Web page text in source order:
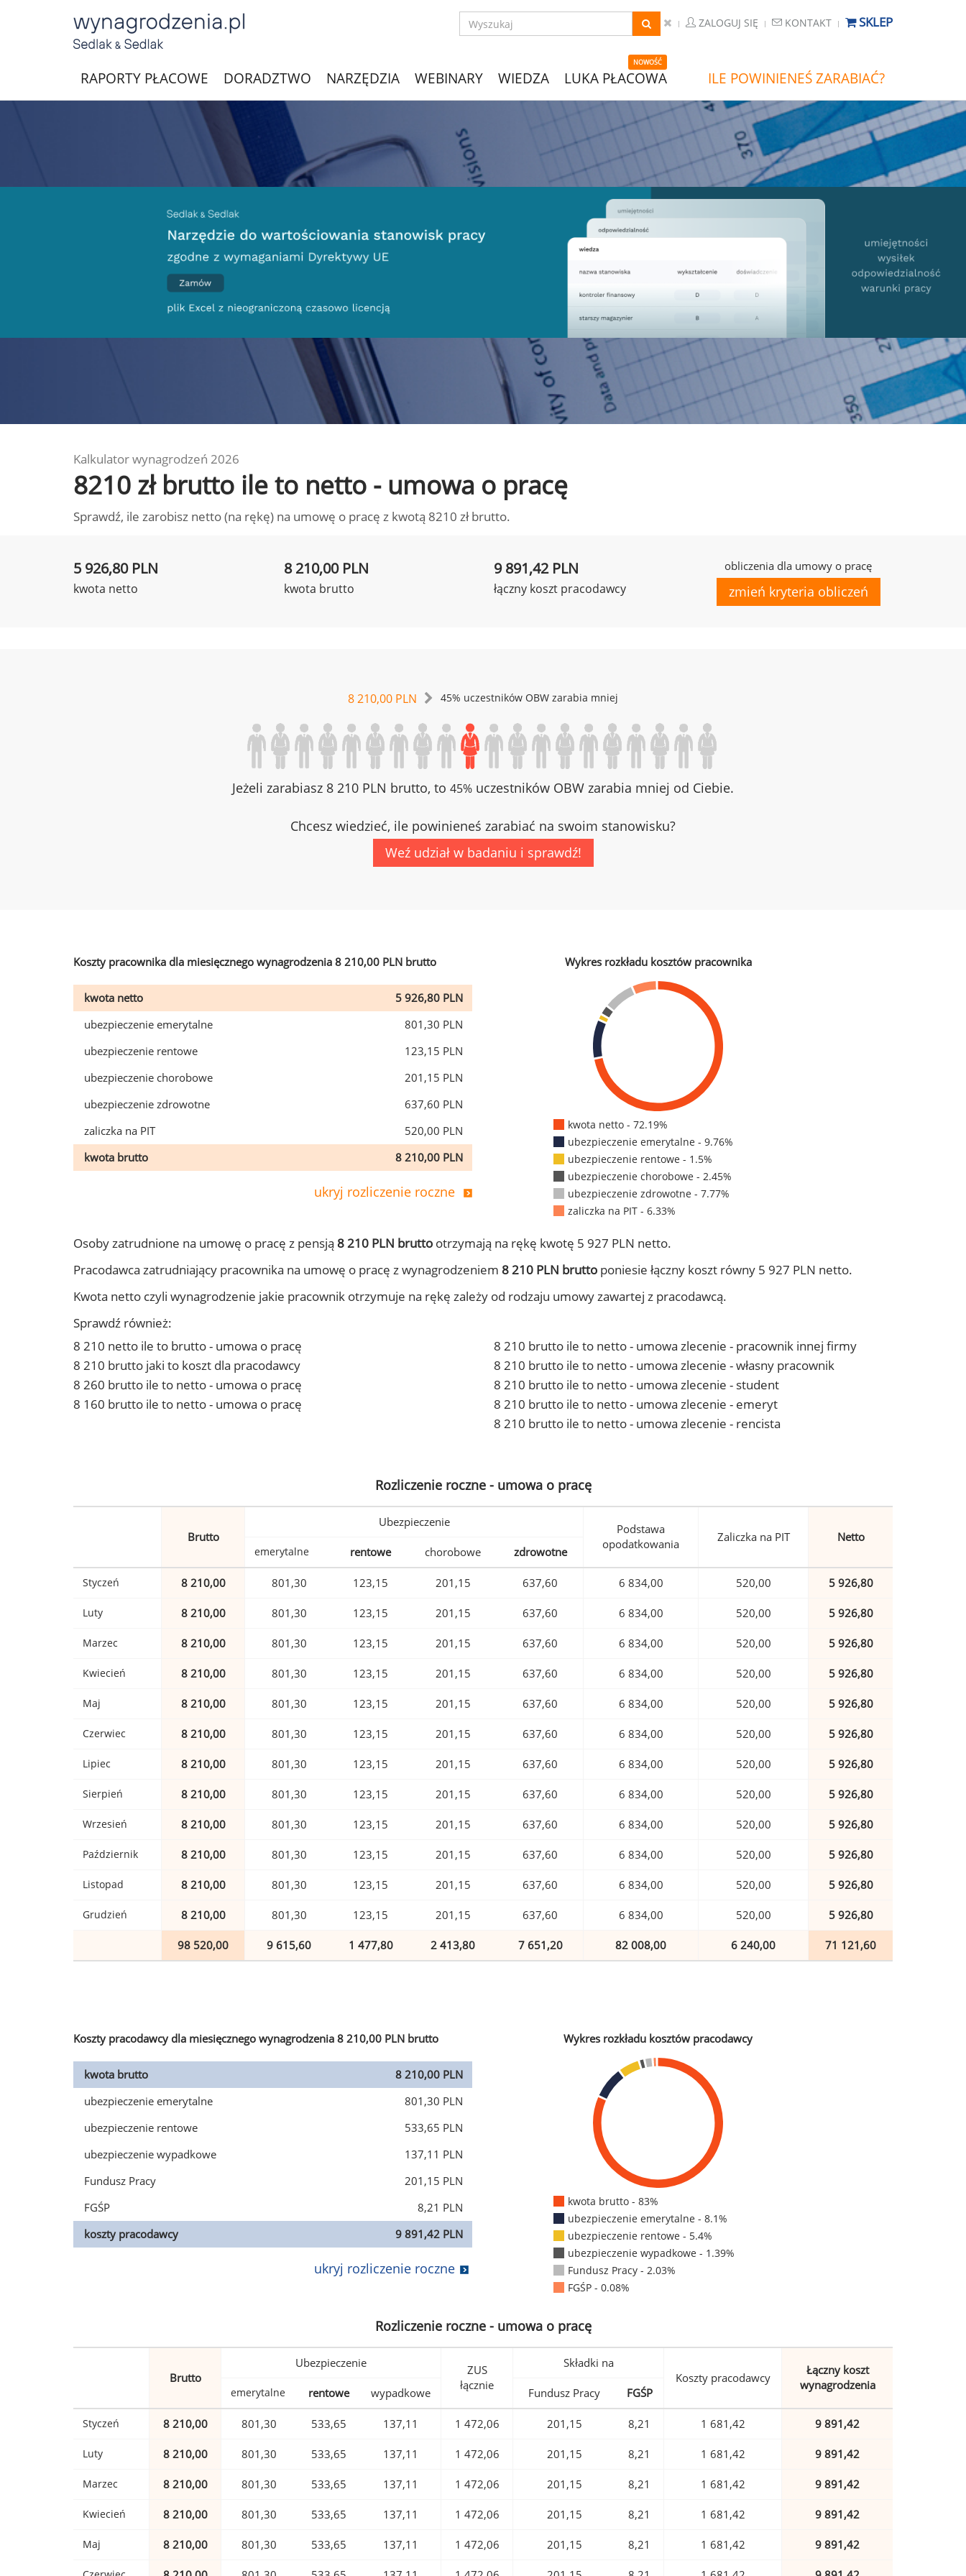
ZALOGUJ SIĘ KONTAKT SKLEP
RAPORTY PŁACOWE DORADZTWO NARZĘDZIA WEBINARY WIEDZA
NOWOŚĆ
LUKA PŁACOWA ILE POWINIENEŚ ZARABIAĆ?
Kalkulator wynagrodzeń 2026
8210 zł brutto ile to netto - umowa o pracę
Sprawdź, ile zarobisz netto (na rękę) na umowę o pracę z kwotą 8210 zł brutto.
5 926,80 PLN
kwota netto
8 210,00 PLN
kwota brutto
9 891,42 PLN
łączny koszt pracodawcy
obliczenia dla umowy o pracę
zmień kryteria obliczeń
8 210,00 PLN 45% uczestników OBW zarabia mniej
Jeżeli zarabiasz 8 210 PLN brutto, to 45% uczestników OBW zarabia mniej od Ciebie.
Chcesz wiedzieć, ile powinieneś zarabiać na swoim stanowisku?
Weź udział w badaniu i sprawdź!
Koszty pracownika dla miesięcznego wynagrodzenia 8 210,00 PLN brutto
kwota netto
5 926,80 PLN
ubezpieczenie emerytalne
801,30 PLN
ubezpieczenie rentowe
123,15 PLN
ubezpieczenie chorobowe
201,15 PLN
ubezpieczenie zdrowotne
637,60 PLN
zaliczka na PIT
520,00 PLN
kwota brutto
8 210,00 PLN
ukryj rozliczenie roczne
Wykres rozkładu kosztów pracownika
kwota netto - 72.19%
ubezpieczenie emerytalne - 9.76%
ubezpieczenie rentowe - 1.5%
ubezpieczenie chorobowe - 2.45%
ubezpieczenie zdrowotne - 7.77%
zaliczka na PIT - 6.33%
Osoby zatrudnione na umowę o pracę z pensją 8 210 PLN brutto otrzymają na rękę kwotę 5 927 PLN netto.
Pracodawca zatrudniający pracownika na umowę o pracę z wynagrodzeniem 8 210 PLN brutto poniesie łączny koszt równy 5 927 PLN netto.
Kwota netto czyli wynagrodzenie jakie pracownik otrzymuje na rękę zależy od rodzaju umowy zawartej z pracodawcą.
Sprawdź również:
8 210 netto ile to brutto - umowa o pracę
8 210 brutto jaki to koszt dla pracodawcy
8 260 brutto ile to netto - umowa o pracę
8 160 brutto ile to netto - umowa o pracę
8 210 brutto ile to netto - umowa zlecenie - pracownik innej firmy
8 210 brutto ile to netto - umowa zlecenie - własny pracownik
8 210 brutto ile to netto - umowa zlecenie - student
8 210 brutto ile to netto - umowa zlecenie - emeryt
8 210 brutto ile to netto - umowa zlecenie - rencista
Rozliczenie roczne - umowa o pracę
Brutto
Ubezpieczenie
Podstawa
opodatkowania
Zaliczka na PIT Netto
emerytalne rentowe chorobowe zdrowotne
Styczeń 8 210,00 801,30 123,15 201,15 637,60 6 834,00 520,00 5 926,80
Luty 8 210,00 801,30 123,15 201,15 637,60 6 834,00 520,00 5 926,80
Marzec 8 210,00 801,30 123,15 201,15 637,60 6 834,00 520,00 5 926,80
Kwiecień 8 210,00 801,30 123,15 201,15 637,60 6 834,00 520,00 5 926,80
Maj 8 210,00 801,30 123,15 201,15 637,60 6 834,00 520,00 5 926,80
Czerwiec 8 210,00 801,30 123,15 201,15 637,60 6 834,00 520,00 5 926,80
Lipiec 8 210,00 801,30 123,15 201,15 637,60 6 834,00 520,00 5 926,80
Sierpień 8 210,00 801,30 123,15 201,15 637,60 6 834,00 520,00 5 926,80
Wrzesień 8 210,00 801,30 123,15 201,15 637,60 6 834,00 520,00 5 926,80
Październik 8 210,00 801,30 123,15 201,15 637,60 6 834,00 520,00 5 926,80
Listopad 8 210,00 801,30 123,15 201,15 637,60 6 834,00 520,00 5 926,80
Grudzień 8 210,00 801,30 123,15 201,15 637,60 6 834,00 520,00 5 926,80
98 520,00 9 615,60 1 477,80 2 413,80 7 651,20 82 008,00 6 240,00 71 121,60
Koszty pracodawcy dla miesięcznego wynagrodzenia 8 210,00 PLN brutto
kwota brutto
8 210,00 PLN
ubezpieczenie emerytalne
801,30 PLN
ubezpieczenie rentowe
533,65 PLN
ubezpieczenie wypadkowe
137,11 PLN
Fundusz Pracy
201,15 PLN
FGŚP
8,21 PLN
koszty pracodawcy
9 891,42 PLN
ukryj rozliczenie roczne
Wykres rozkładu kosztów pracodawcy
kwota brutto - 83%
ubezpieczenie emerytalne - 8.1%
ubezpieczenie rentowe - 5.4%
ubezpieczenie wypadkowe - 1.39%
Fundusz Pracy - 2.03%
FGŚP - 0.08%
Rozliczenie roczne - umowa o pracę
Brutto
Ubezpieczenie
ZUS
łącznie
Składki na
Koszty pracodawcy
Łączny koszt
wynagrodzenia
emerytalne rentowe wypadkowe Fundusz Pracy FGŚP
Styczeń 8 210,00 801,30 533,65 137,11 1 472,06 201,15 8,21 1 681,42 9 891,42
Luty 8 210,00 801,30 533,65 137,11 1 472,06 201,15 8,21 1 681,42 9 891,42
Marzec 8 210,00 801,30 533,65 137,11 1 472,06 201,15 8,21 1 681,42 9 891,42
Kwiecień 8 210,00 801,30 533,65 137,11 1 472,06 201,15 8,21 1 681,42 9 891,42
Maj 8 210,00 801,30 533,65 137,11 1 472,06 201,15 8,21 1 681,42 9 891,42